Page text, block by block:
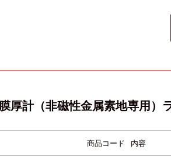
厚計（非磁性金属素地専用）
商品コード 内容